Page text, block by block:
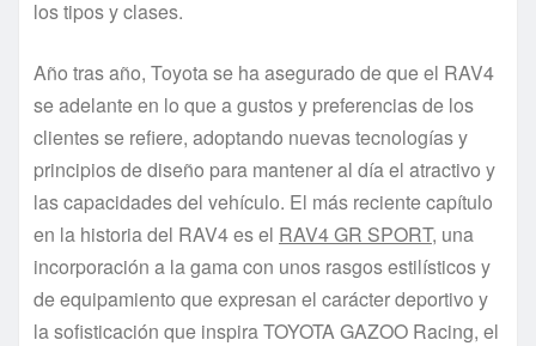
los tipos y clases.
Año tras año, Toyota se ha asegurado de que el RAV4
se adelante en lo que a gustos y preferencias de los
clientes se refiere, adoptando nuevas tecnologías y
principios de diseño para mantener al día el atractivo y
las capacidades del vehículo. El más reciente capítulo
en la historia del RAV4 es el RAV4 GR SPORT, una
incorporación a la gama con unos rasgos estilísticos y
de equipamiento que expresan el carácter deportivo y
la sofisticación que inspira TOYOTA GAZOO Racing, el